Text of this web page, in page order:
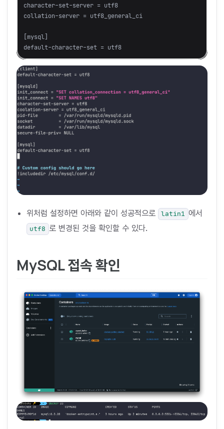
character-set-server = utf8
collation-server = utf8_general_ci
[mysql]
default-character-set = utf8
위처럼 설정하면 아래와 같이 성공적으로 latin1 에서
utf8 로 변경된 것을 확인할 수 있다.
MySQL 접속 확인